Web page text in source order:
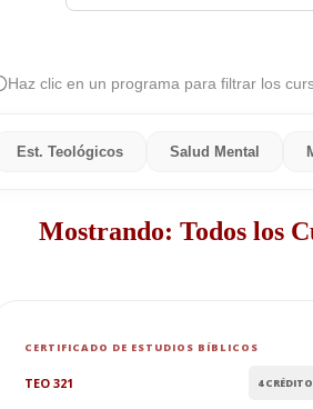
Haz clic en un programa para filtrar los
Est. Teológicos Salud Mental
Mostrando: Todos los
CERTIFICADO DE ESTUDIOS BÍBLICOS
TEO 321 4